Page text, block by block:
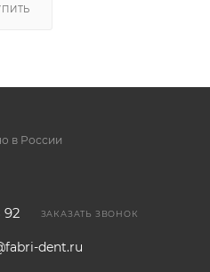
в России
92 ЗАКАЗАТЬ ЗВОНОК
dent.ru